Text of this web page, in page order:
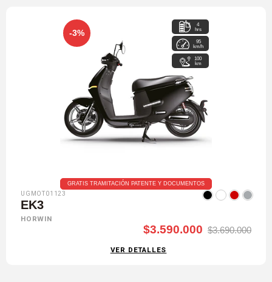
-3%
4
hrs
95
km/h
100
km
GRATIS TRAMITACIÓN PATENTE Y DOCUMENTOS
UGMOT01123
EK3
HORWIN
$3.590.000 $3.690.000
VER DETALLES